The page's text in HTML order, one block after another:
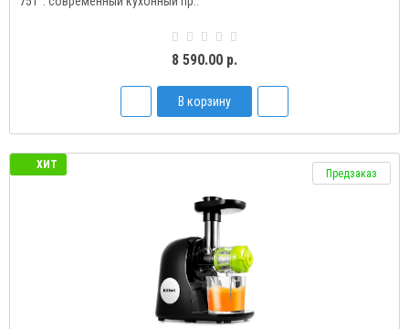
8 590.00 р.
В корзину
ХИТ
Предзаказ